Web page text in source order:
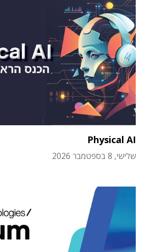
Physical AI
שלישי, 8 בספטמבר 2026